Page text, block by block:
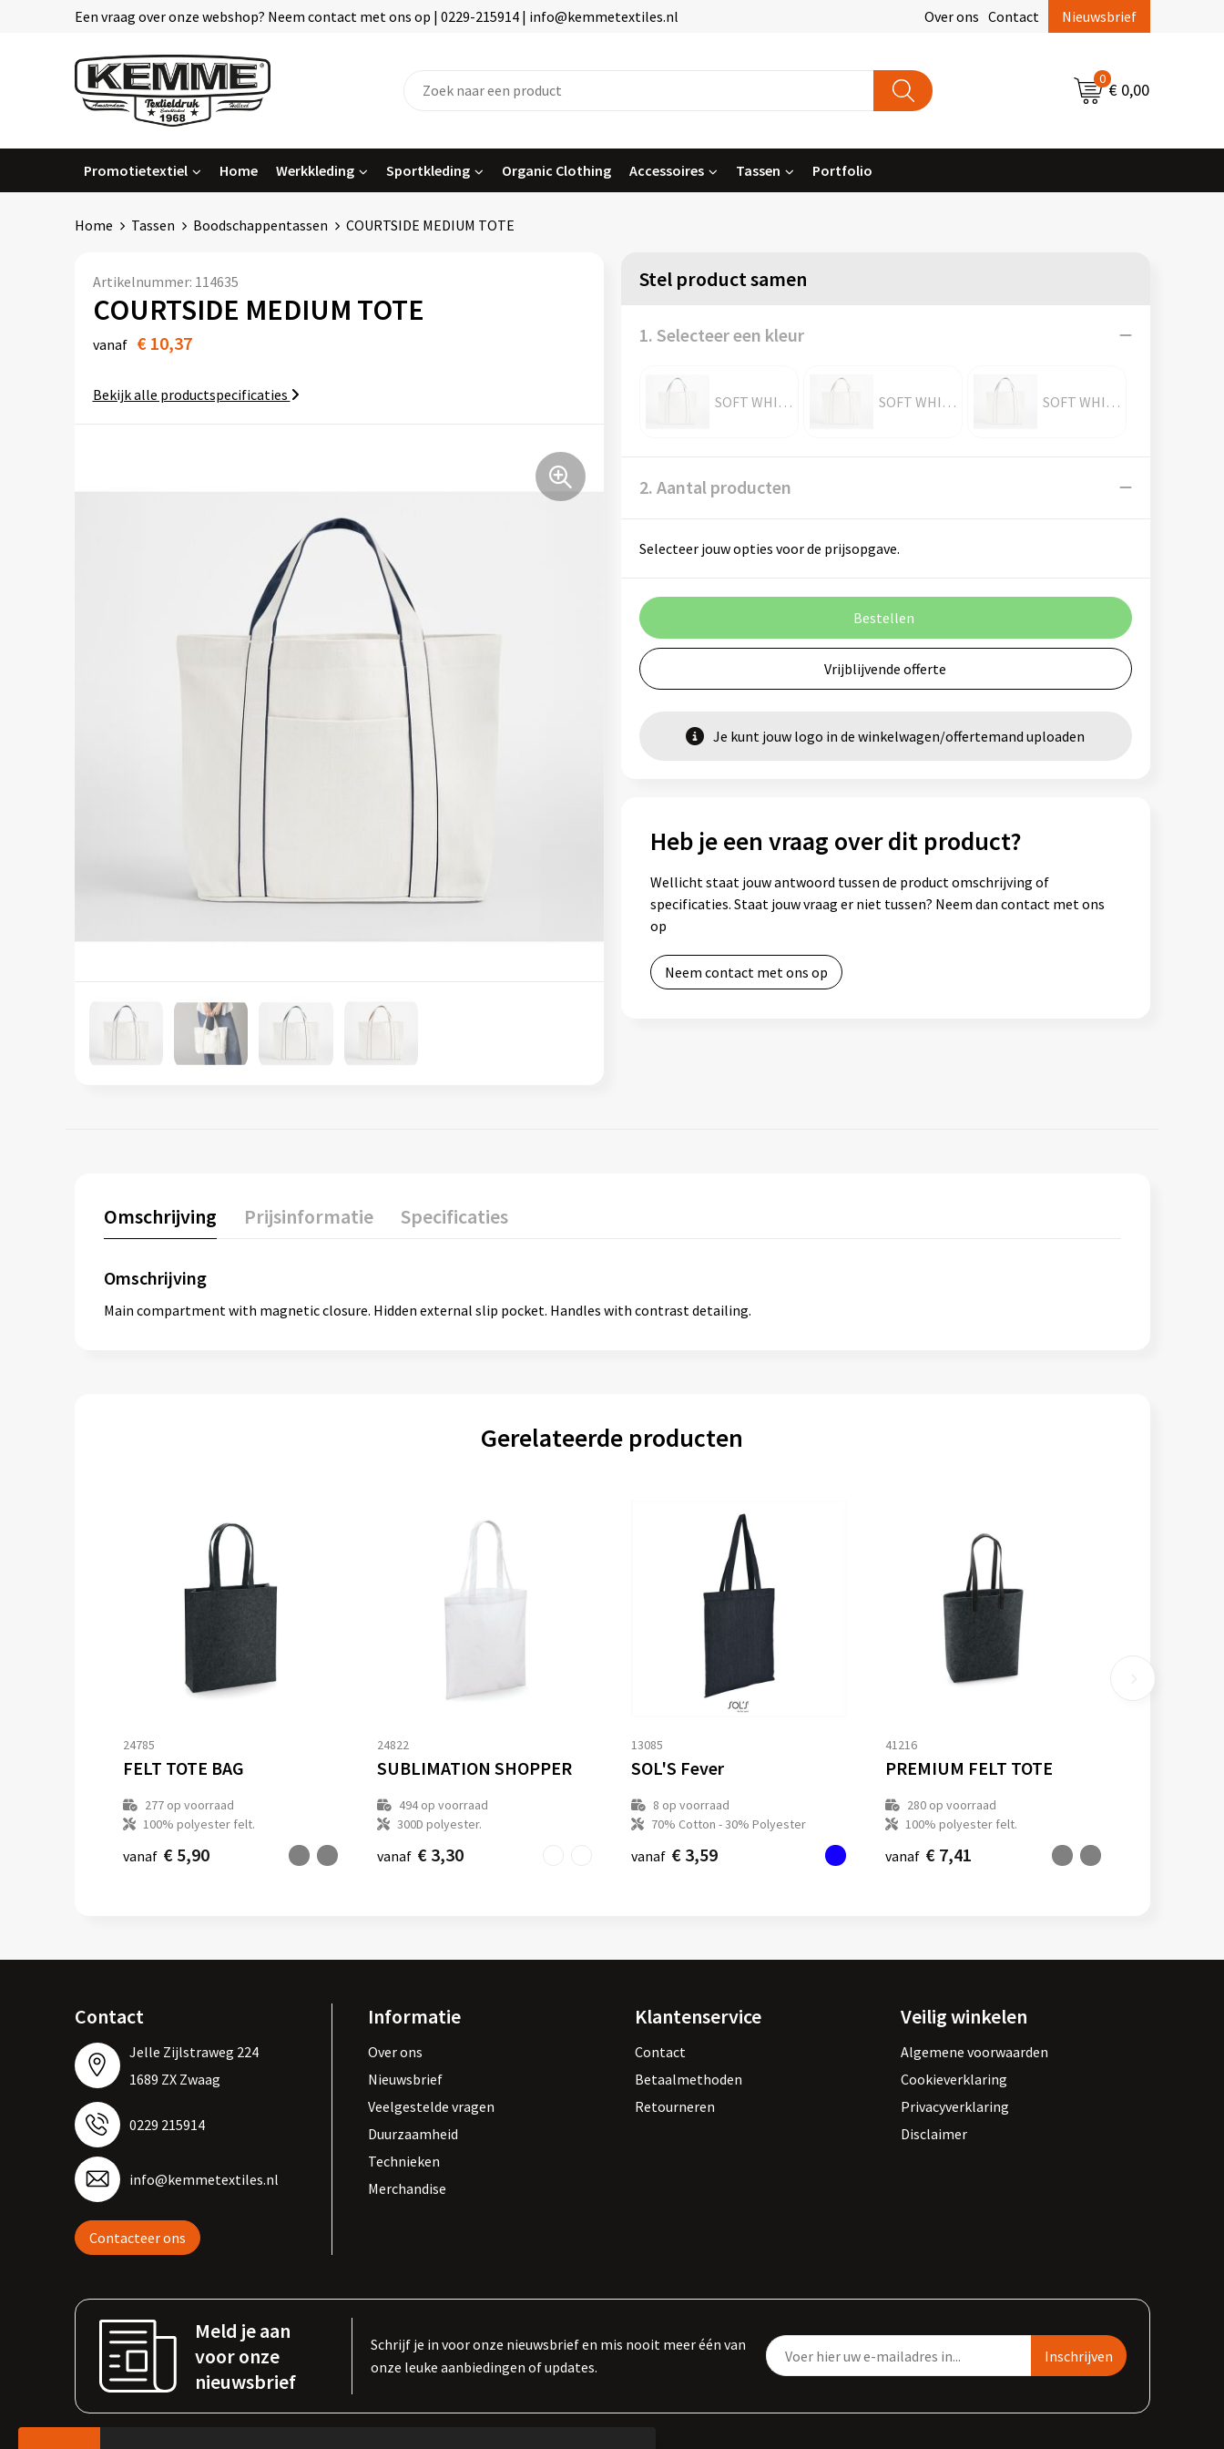
Een vraag over onze webshop? Neem contact met ons op | 0229-215914 | info@kemmetextiles.nl Over ons Contact Nieuwsbrief
0
€ 0,00
Promotietextiel Home Werkkleding Sportkleding Organic Clothing Accessoires Tassen Portfolio
Home Tassen Boodschappentassen COURTSIDE MEDIUM TOTE
Artikelnummer: 114635
COURTSIDE MEDIUM TOTE
vanaf € 10,37
Bekijk alle productspecificaties
Stel product samen
1. Selecteer een kleur
SOFT WHITE/BOTTLE GREEN SOFT WHITE/CARAMEL SOFT WHITE/FRENCH NAVY
2. Aantal producten
Selecteer jouw opties voor de prijsopgave.
Bestellen
Vrijblijvende offerte
Je kunt jouw logo in de winkelwagen/offertemand uploaden
Heb je een vraag over dit product?
Wellicht staat jouw antwoord tussen de product omschrijving of
specificaties. Staat jouw vraag er niet tussen? Neem dan contact met ons
op
Neem contact met ons op
Omschrijving Prijsinformatie Specificaties
Omschrijving
Main compartment with magnetic closure. Hidden external slip pocket. Handles with contrast detailing.
Gerelateerde producten
24785
FELT TOTE BAG
277op voorraad
100% polyester felt.
vanaf € 5,90
24822
SUBLIMATION SHOPPER
494op voorraad
300D polyester.
vanaf € 3,30
13085
SOL'S Fever
8 op voorraad
70% Cotton - 30% Polyester
vanaf € 3,59
41216
PREMIUM FELT TOTE
280 op voorraad
100% polyester felt.
vanaf € 7,41
Contact
Jelle Zijlstraweg 224
1689 ZX Zwaag
0229 215914
info@kemmetextiles.nl
Contacteer ons
Informatie
Over ons
Nieuwsbrief
Veelgestelde vragen
Duurzaamheid
Technieken
Merchandise
Klantenservice
Contact
Betaalmethoden
Retourneren
Veilig winkelen
Algemene voorwaarden
Cookieverklaring
Privacyverklaring
Disclaimer
Meld je aan
voor onze
nieuwsbrief
Schrijf je in voor onze nieuwsbrief en mis nooit meer één van
onze leuke aanbiedingen of updates.